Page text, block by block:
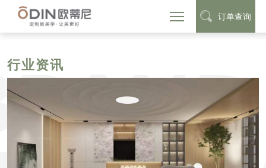
订单查询
首页>定制动态>行业资讯
行业资讯